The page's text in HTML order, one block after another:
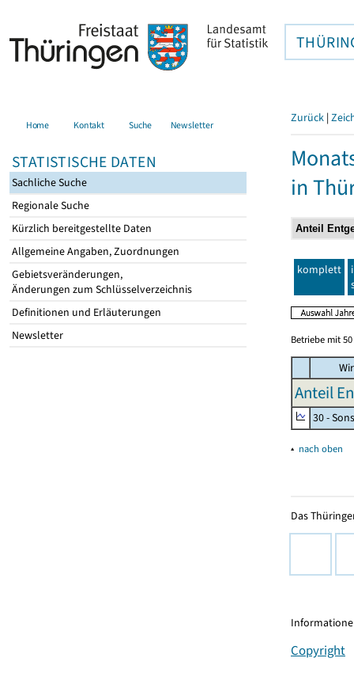
Home Kontakt Suche Newsletter
STATISTISCHE DATEN
Sachliche Suche
Regionale Suche
Kürzlich bereitgestellte Daten
Allgemeine Angaben, Zuordnungen
Gebietsveränderungen,
Änderungen zum Schlüsselverzeichnis
Definitionen und Erläuterungen
Newsletter
Zurück |
in
komplett
Betriebe mit
Anteil
30 -
▴ nach oben
Das
Copyright